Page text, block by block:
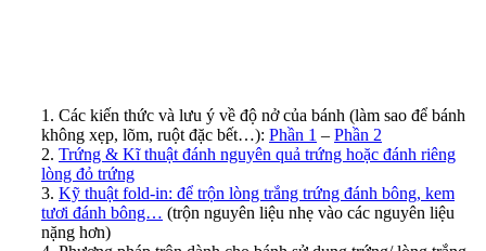
1. Các kiến thức và lưu ý về độ nở của bánh (làm sao để bánh
không xẹp, lõm, ruột đặc bết…): Phần 1 – Phần 2
2. Trứng & Kĩ thuật đánh nguyên quả trứng hoặc đánh riêng
lòng đỏ trứng
3. Kỹ thuật fold-in: để trộn lòng trắng trứng đánh bông, kem
tươi đánh bông… (trộn nguyên liệu nhẹ vào các nguyên liệu
nặng hơn)